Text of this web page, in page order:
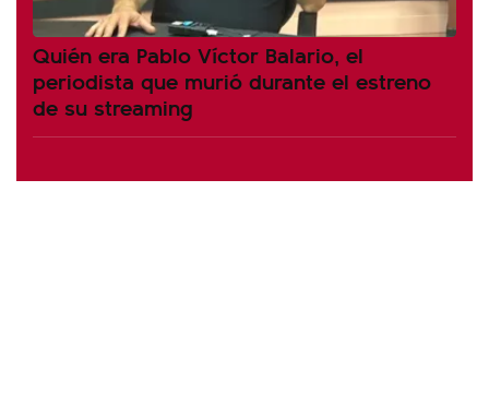
Quién era Pablo Víctor Balario, el
periodista que murió durante el estreno
de su streaming